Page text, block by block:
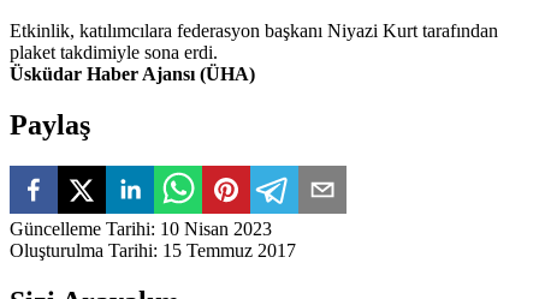
Etkinlik, katılımcılara federasyon başkanı Niyazi Kurt tarafından
plaket takdimiyle sona erdi.
Üsküdar Haber Ajansı (ÜHA)
Paylaş
Güncelleme Tarihi: 10 Nisan 2023
Oluşturulma Tarihi: 15 Temmuz 2017